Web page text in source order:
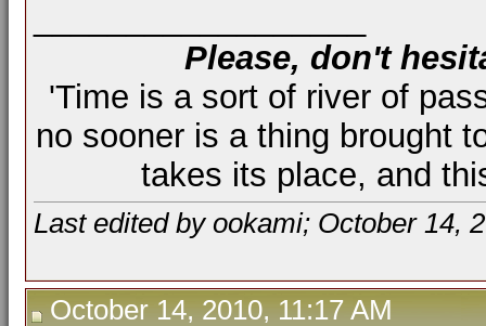
Please, don't
'Time is a sort of river of
no sooner is a thing brought
takes its place, and
Last edited by ookami; October 14,
October 14, 2010, 11:17 AM